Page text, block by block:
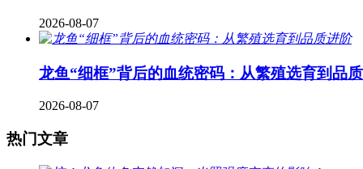
2026-08-07
龙鱼“细框”背后的血统密码：从繁殖选育到品
2026-08-07
热门文章